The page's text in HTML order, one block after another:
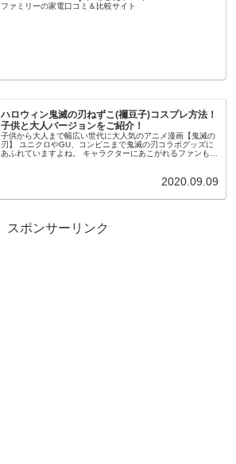
ファミリーの家電口コミ＆比較サイト
ハロウィン鬼滅の刃ねずこ(禰豆子)コスプレ方法！
子供と大人バージョンをご紹介！
子供から大人まで幅広い世代に大人気のアニメ漫画【鬼滅の
刃】 ユニクロやGU、コンビニまで鬼滅の刃コラボグッズに
あふれていますよね。 キャラクターにあこがれるファンも多
2020.09.09
スポンサーリンク